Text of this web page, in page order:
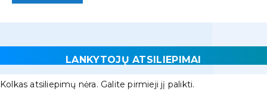
LANKYTOJŲ ATSILIEPIMAI
Kolkas atsiliepimų nėra. Galite pirmieji jį palikti.